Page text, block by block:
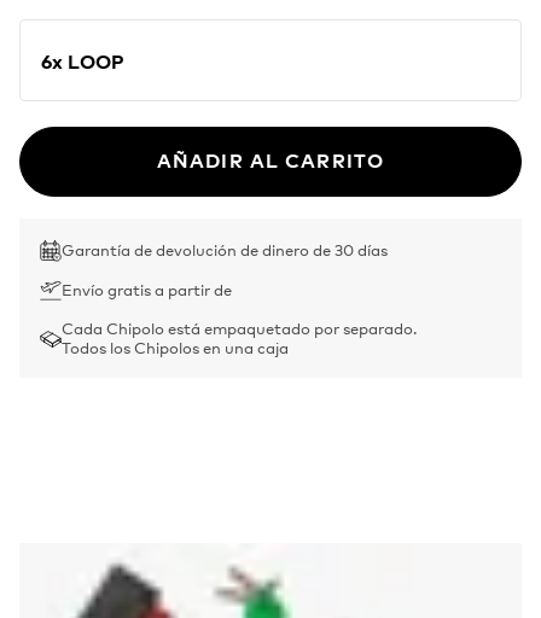
6x LOOP
AÑADIR AL CARRITO
Garantía de devolución de dinero de 30 días
Envío gratis a partir de
Cada Chipolo está empaquetado por separado.
Todos los Chipolos en una caja